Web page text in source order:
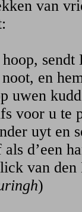
van
en
uwen
voor u te
uyt en
d’een
den
)